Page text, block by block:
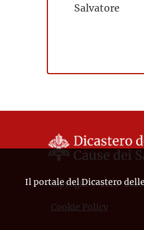
Salvatore
Copyright © 2019-2026
Cookie Policy
Il portale del Dicastero